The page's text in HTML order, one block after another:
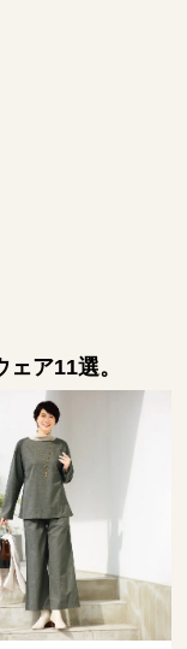
ア11選。